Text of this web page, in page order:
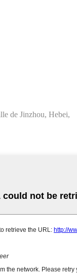
de Jinzhou, Hebei,